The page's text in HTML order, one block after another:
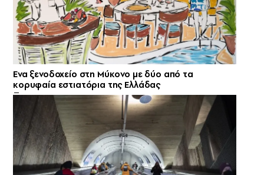
Ενα ξενοδοχείο στη Μύκονο με δύο από τα
κορυφαία εστιατόρια της Ελλάδας